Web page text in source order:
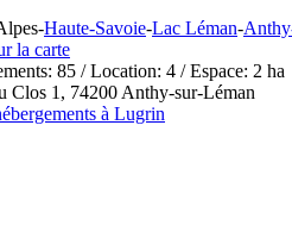
-Haute-Savoie-Lac Léman-
la carte
85 / Location: 4 / Espace: 2 ha
Clos 1, 74200 Anthy-sur-Léman
à Lugrin